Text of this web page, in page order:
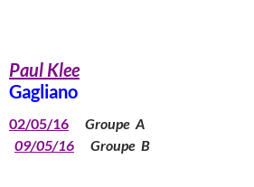
Paul Klee
Gagliano
02/05/16
Groupe A
09/05/16 Groupe B